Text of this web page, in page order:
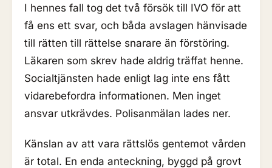
I hennes fall tog det två försök till IVO för att
få ens ett svar, och båda avslagen hänvisade
till rätten till rättelse snarare än förstöring.
Läkaren som skrev hade aldrig träffat henne.
Socialtjänsten hade enligt lag inte ens fått
vidarebefordra informationen. Men inget
ansvar utkrävdes. Polisanmälan lades ner.
Känslan av att vara rättslös gentemot vården
är total. En enda anteckning, byggd på grovt